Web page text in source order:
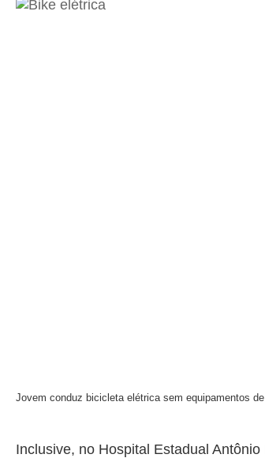
Jovem conduz bicicleta elétrica sem equipamentos
Inclusive, no Hospital Estadual